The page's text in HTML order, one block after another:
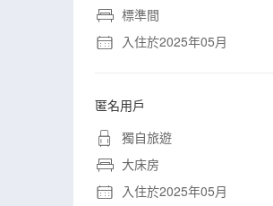
標準間
入住於2025年05月
匿名用戶
獨自旅遊
大床房
入住於2025年05月